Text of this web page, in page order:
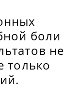
боли
не
только